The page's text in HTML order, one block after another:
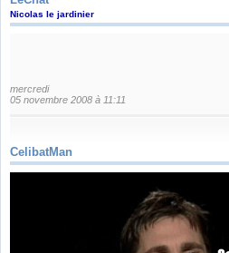
Nicolas le jardinier
mercredi
05 novembre 2008 à 11:11
CelibatMan